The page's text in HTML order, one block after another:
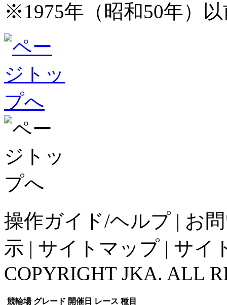
※1975年（昭和50年）
操作ガイド/ヘルプ | お
示 | サイトマップ | サイ
COPYRIGHT JKA. ALL
競輪場 グレード 開催日 レース 種目